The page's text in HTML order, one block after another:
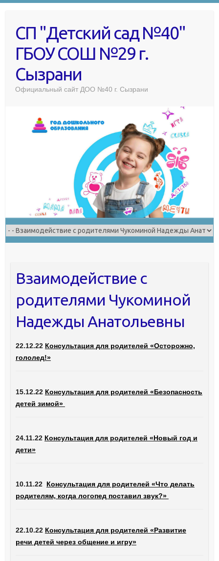
СП "Детский сад №40"
ГБОУ СОШ №29 г.
Сызрани
Официальный сайт ДОО №40 г. Сызрани
Взаимодействие с
родителями Чукоминой
Надежды Анатольевны
22.12.22 Консультация для родителей «Осторожно,
гололед!»
15.12.22 Консультация для родителей «Безопасность
детей зимой»
24.11.22 Консультация для родителей «Новый год и
дети»
10.11.22 Консультация для родителей «Что делать
родителям, когда логопед поставил звук?»
22.10.22 Консультация для родителей «Развитие
речи детей через общение и игру»